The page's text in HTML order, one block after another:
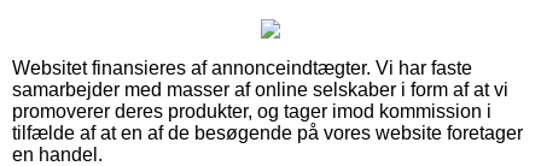
Websitet finansieres af annonceindtægter. Vi har faste
samarbejder med masser af online selskaber i form af at vi
promoverer deres produkter, og tager imod kommission i
tilfælde af at en af de besøgende på vores website foretager
en handel.